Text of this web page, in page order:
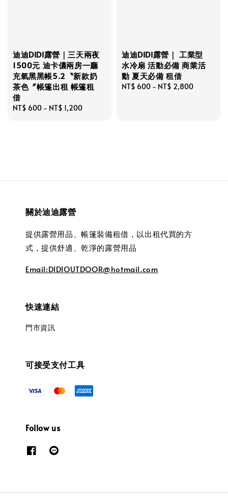
迪迪DIDI露營｜三天兩夜
1500元 迪卡儂兩房一廳
充氣黑黑帳5.2〝新款奶
茶色〞帳篷出租 帳篷租
借
Regular
NT$ 600 - NT$ 1,200
迪迪DIDI露營｜ 工業型
水冷扇 活動必備 商業活
動 夏天必備 租借
Regular
NT$ 600 - NT$ 2,800
關於迪迪露營
提供露營用品、帳篷裝備租借，以出租代買的方
式，提供舒適、乾淨的露營用品
Email:DIDIOUTDOOR@hotmail.com
快速連結
門市資訊
可接受支付工具
Follow us